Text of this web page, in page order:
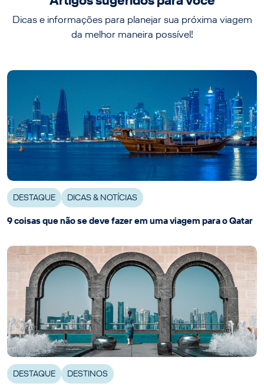
Dicas e informações para planejar sua próxima viagem
da melhor maneira possível!
DESTAQUE DICAS & NOTÍCIAS
9 coisas que não se deve fazer em uma viagem para o Qatar
DESTAQUE DESTINOS